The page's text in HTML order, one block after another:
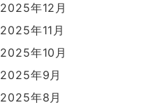
2025年12月
2025年11月
2025年10月
2025年9月
2025年8月